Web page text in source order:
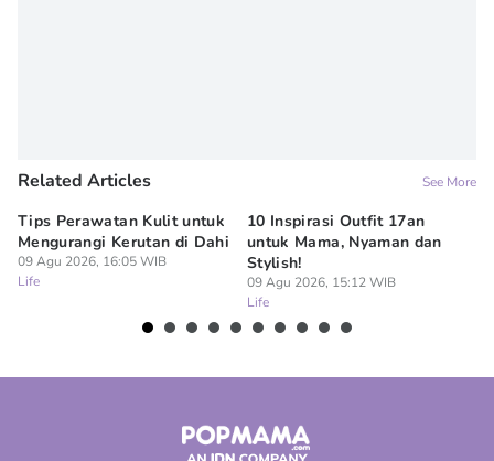
Related Articles See More
Tips Perawatan Kulit untuk
Mengurangi Kerutan di Dahi
09 Agu 2026, 16:05 WIB
Life
10 Inspirasi Outfit 17an
untuk Mama, Nyaman dan
Stylish!
09 Agu 2026, 15:12 WIB
Life